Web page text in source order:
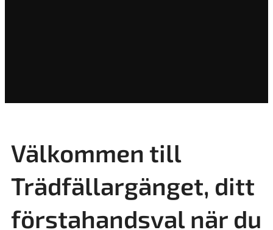
Välkommen till
Trädfällargänget, ditt
förstahandsval när du